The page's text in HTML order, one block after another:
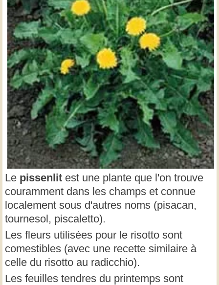
Le pissenlit est une plante que l'on trouve
couramment dans les champs et connue
localement sous d'autres noms (pisacan,
tournesol, piscaletto).
Les fleurs utilisées pour le risotto sont
comestibles (avec une recette similaire à
celle du risotto au radicchio).
Les feuilles tendres du printemps sont